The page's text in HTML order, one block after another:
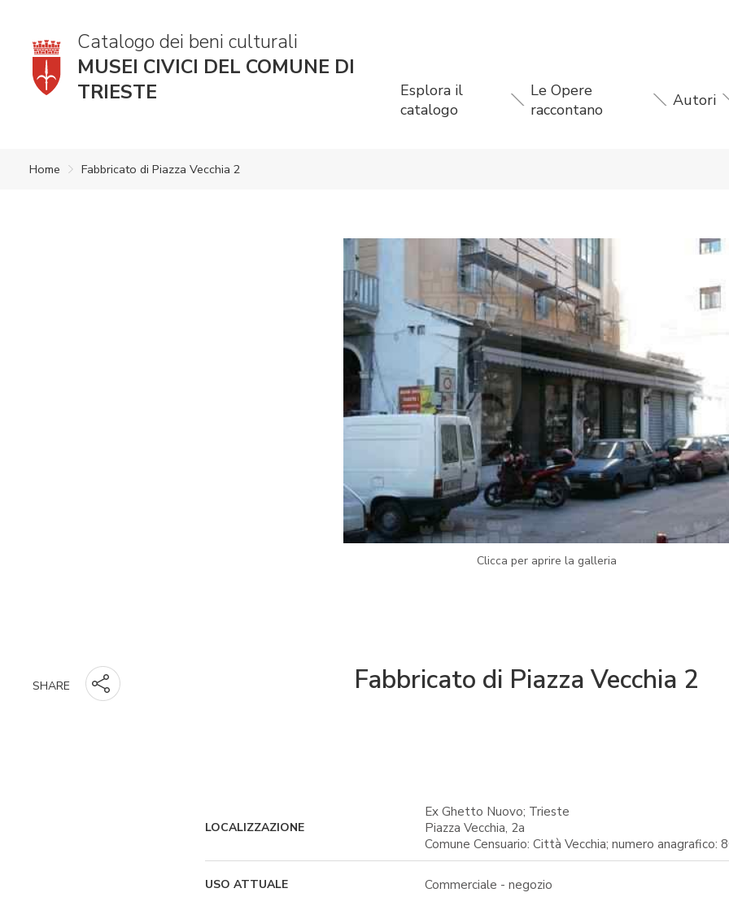
Catalogo dei beni culturali
MUSEI CIVICI DEL COMUNE DI
TRIESTE
Esplora il
catalogo
Le Opere
raccontano
Autori
Home Fabbricato di Piazza Vecchia 2
Clicca per aprire la galleria
SHARE Fabbricato di Piazza Vecchia 2
LOCALIZZAZIONE
Ex Ghetto Nuovo; Trieste
Piazza Vecchia, 2a
Comune Censuario: Città Vecchia; numero anagrafico:
USO ATTUALE Commerciale - negozio